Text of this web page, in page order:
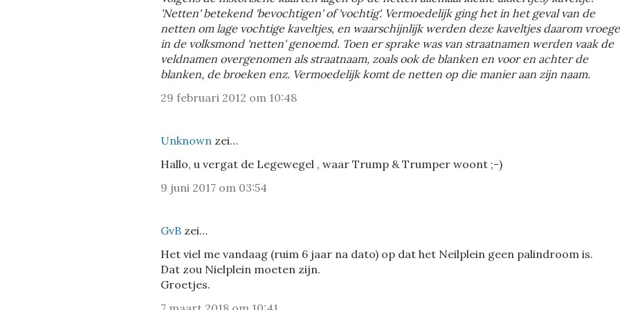
'Netten' betekend 'bevochtigen' of 'vochtig'. Vermoedelijk ging het in het geval van de
netten om lage vochtige kaveltjes, en waarschijnlijk werden deze kaveltjes daarom
in de volksmond 'netten' genoemd. Toen er sprake was van straatnamen werden vaak de
veldnamen overgenomen als straatnaam, zoals ook de blanken en voor en achter de
blanken, de broeken enz. Vermoedelijk komt de netten op die manier aan zijn naam.
29 februari 2012 om 10:48
Unknown zei…
Hallo, u vergat de Legewegel , waar Trump & Trumper woont ;-)
9 juni 2017 om 03:54
GvB zei…
Het viel me vandaag (ruim 6 jaar na dato) op dat het Neilplein geen palindroom is.
Dat zou Nielplein moeten zijn.
Groetjes.